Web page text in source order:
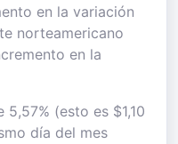
en la variación
norteamericano
en la
(esto es $1,10
día del mes